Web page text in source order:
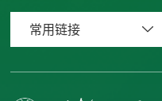
常用链接